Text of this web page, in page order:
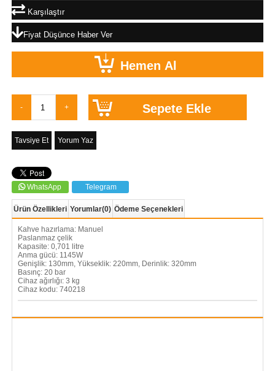
Karşılaştır
Fiyat Düşünce Haber Ver
Tavsiye Et Yorum Yaz
WhatsApp Telegram
Ürün Özellikleri Yorumlar(0) Ödeme Seçenekleri
Kahve hazırlama: Manuel
Paslanmaz çelik
Kapasite: 0,701 litre
Anma gücü: 1145W
Genişlik: 130mm, Yükseklik: 220mm, Derinlik: 320mm
Basınç: 20 bar
Cihaz ağırlığı: 3 kg
Cihaz kodu: 740218